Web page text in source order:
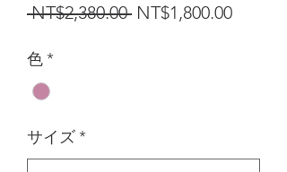
NT$2,380.00 通常価格
NT$1,800.00セール
色*
サイズ*